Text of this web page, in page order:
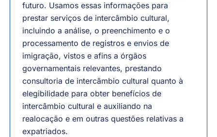
futuro. Usamos essas informações para
prestar serviços de intercâmbio cultural,
incluindo a análise, o preenchimento e o
processamento de registros e envios de
imigração, vistos e afins a órgãos
governamentais relevantes, prestando
consultoria de intercâmbio cultural quanto à
elegibilidade para obter benefícios de
intercâmbio cultural e auxiliando na
realocação e em outras questões relativas a
expatriados.